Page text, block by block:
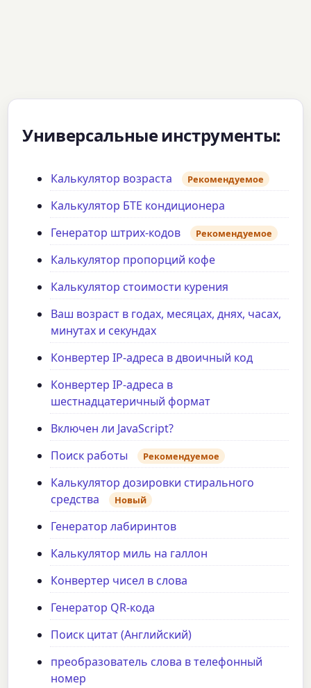
Универсальные инструменты:
Калькулятор возраста Рекомендуемое
Калькулятор БТЕ кондиционера
Генератор штрих-кодов
Рекомендуемое
Калькулятор пропорций кофе
Калькулятор стоимости курения
Ваш возраст в годах, месяцах, днях, часах,
минутах и секундах
Конвертер IP-адреса в двоичный код
Конвертер IP-адреса в
шестнадцатеричный формат
Включен ли JavaScript?
Поиск работы
Рекомендуемое
Калькулятор дозировки стирального
средства
Новый
Генератор лабиринтов
Калькулятор миль на галлон
Конвертер чисел в слова
Генератор QR-кода
Поиск цитат (Английский)
преобразователь слова в телефонный
номер